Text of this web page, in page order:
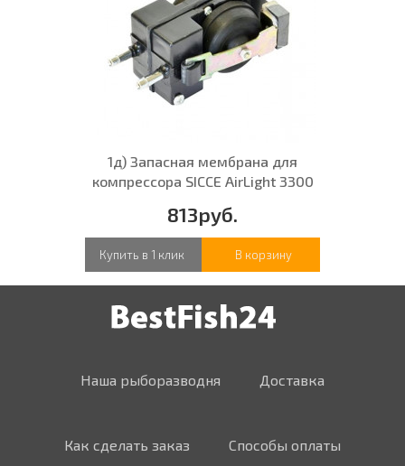
1д) Запасная мембрана для
компрессора SICCE AirLight 3300
813руб.
Купить в 1 клик В корзину
Наша рыборазводня Доставка
Как сделать заказ Способы оплаты